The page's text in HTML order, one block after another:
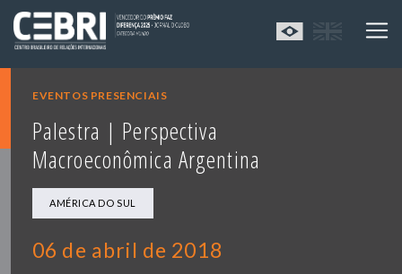
EVENTOS PRESENCIAIS
Palestra | Perspectiva
Macroeconômica Argentina
AMÉRICA DO SUL
06 de abril de 2018